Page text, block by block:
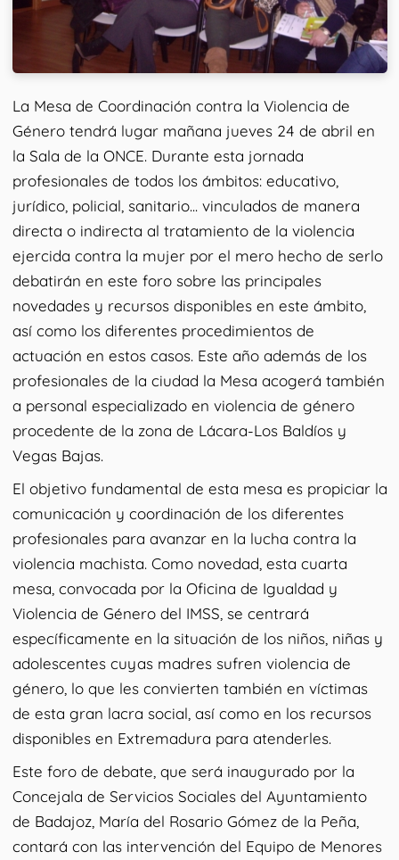
La Mesa de Coordinación contra la Violencia de
Género tendrá lugar mañana jueves 24 de abril en
la Sala de la ONCE. Durante esta jornada
profesionales de todos los ámbitos: educativo,
jurídico, policial, sanitario... vinculados de manera
directa o indirecta al tratamiento de la violencia
ejercida contra la mujer por el mero hecho de serlo
debatirán en este foro sobre las principales
novedades y recursos disponibles en este ámbito,
así como los diferentes procedimientos de
actuación en estos casos. Este año además de los
profesionales de la ciudad la Mesa acogerá también
a personal especializado en violencia de género
procedente de la zona de Lácara-Los Baldíos y
Vegas Bajas.
El objetivo fundamental de esta mesa es propiciar la
comunicación y coordinación de los diferentes
profesionales para avanzar en la lucha contra la
violencia machista. Como novedad, esta cuarta
mesa, convocada por la Oficina de Igualdad y
Violencia de Género del IMSS, se centrará
específicamente en la situación de los niños, niñas y
adolescentes cuyas madres sufren violencia de
género, lo que les convierten también en víctimas
de esta gran lacra social, así como en los recursos
disponibles en Extremadura para atenderles.
Este foro de debate, que será inaugurado por la
Concejala de Servicios Sociales del Ayuntamiento
de Badajoz, María del Rosario Gómez de la Peña,
contará con las intervención del Equipo de Menores